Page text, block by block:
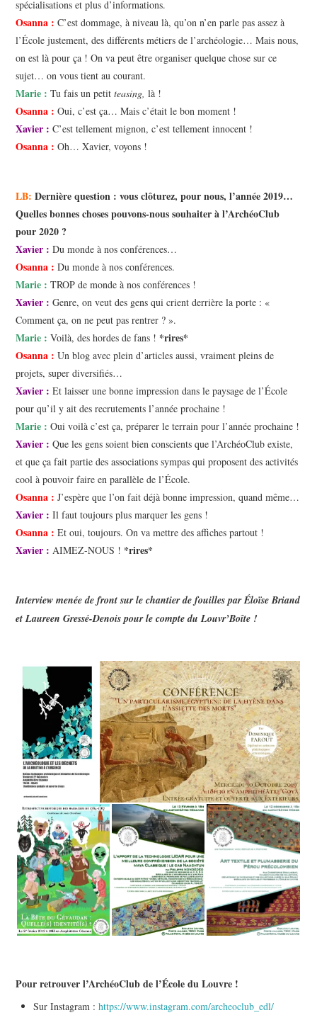
spécialisations et plus d’informations.
Osanna : C’est dommage, à niveau là, qu’on n’en parle pas assez à
l’École justement, des différents métiers de l’archéologie… Mais nous,
on est là pour ça ! On va peut être organiser quelque chose sur ce
sujet… on vous tient au courant.
Marie : Tu fais un petitteasing,là !
Osanna : Oui, c’est ça… Mais c’était le bon moment !
Xavier : C’est tellement mignon, c’est tellement innocent !
Osanna : Oh… Xavier, voyons !
LB: Dernière question : vous clôturez, pour nous, l’année 2019…
Quelles bonnes choses pouvons-nous souhaiter à l’ArchéoClub
pour 2020 ?
Xavier : Du monde à nos conférences…
Osanna : Du monde à nos conférences.
Marie : TROP de monde à nos conférences !
Xavier : Genre, on veut des gens qui crient derrière la porte : «
Comment ça, on ne peut pas rentrer ? ».
Marie : Voilà, des hordes de fans ! *rires*
Osanna : Un blog avec plein d’articles aussi, vraiment pleins de
projets, super diversifiés…
Xavier : Et laisser une bonne impression dans le paysage de l’École
pour qu’il y ait des recrutements l’année prochaine !
Marie : Oui voilà c’est ça, préparer le terrain pour l’année prochaine !
Xavier : Que les gens soient bien conscients que l’ArchéoClub existe,
et que ça fait partie des associations sympas qui proposent des activités
cool à pouvoir faire en parallèle de l’École.
Osanna : J’espère que l’on fait déjà bonne impression, quand même…
Xavier : Il faut toujours plus marquer les gens !
Osanna : Et oui, toujours. On va mettre des affiches partout !
Xavier : AIMEZ-NOUS ! *rires*
Interview menée de front sur le chantier de fouilles par Éloïse Briand
et Laureen Gressé-Denois pour le compte du Louvr’Boîte !
Pour retrouver l’ArchéoClub de l’École du Louvre !
Sur Instagram :https://www.instagram.com/archeoclub_edl/